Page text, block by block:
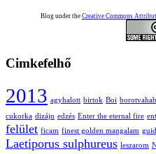
Blog under the Creative Commons
Cimkefelhő
2013 agyhalott birtok Boi borotvahab
cukorka dizájn edzés Enter the eternal fire
felület ficam finest golden mangalam guid
Laetiporus sulphureus leszarom